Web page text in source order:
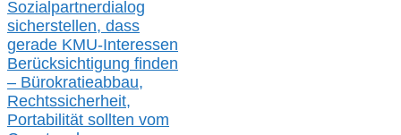
Sozialpartnerdialog
sicherstellen, dass
gerade KMU-Interessen
Berücksichtigung finden
– Bürokratieabbau,
Rechtssicherheit,
Portabilität sollten vom